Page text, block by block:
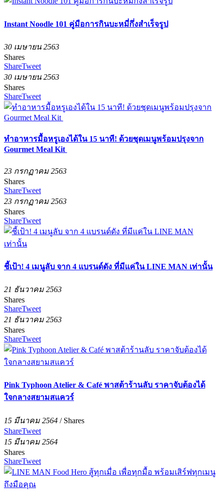
Instant Noodle 101 คู่มือการกินบะหมี่กึ่งสำเร็จรูป
30 เมษายน 2563
Shares
ShareTweet
30 เมษายน 2563
Shares
ShareTweet
ทำอาหารมื้อหรูเองได้ใน 15 นาที! ด้วยชุดเมนูพร้อมปรุงจาก
Gourmet Meal Kit
23 กรกฏาคม 2563
Shares
ShareTweet
23 กรกฏาคม 2563
Shares
ShareTweet
ชี้เป้า! 4 เมนูลับ จาก 4 แบรนด์ดัง ที่มีแค่ใน LINE MAN เท่านั้น
21 ธันวาคม 2563
Shares
ShareTweet
21 ธันวาคม 2563
Shares
ShareTweet
Pink Typhoon Atelier & Café พาสต้าร้านลับ ราคาจับต้องได้
ใจกลางสยามสแควร์
15 มีนาคม 2564 / Shares
ShareTweet
15 มีนาคม 2564
Shares
ShareTweet